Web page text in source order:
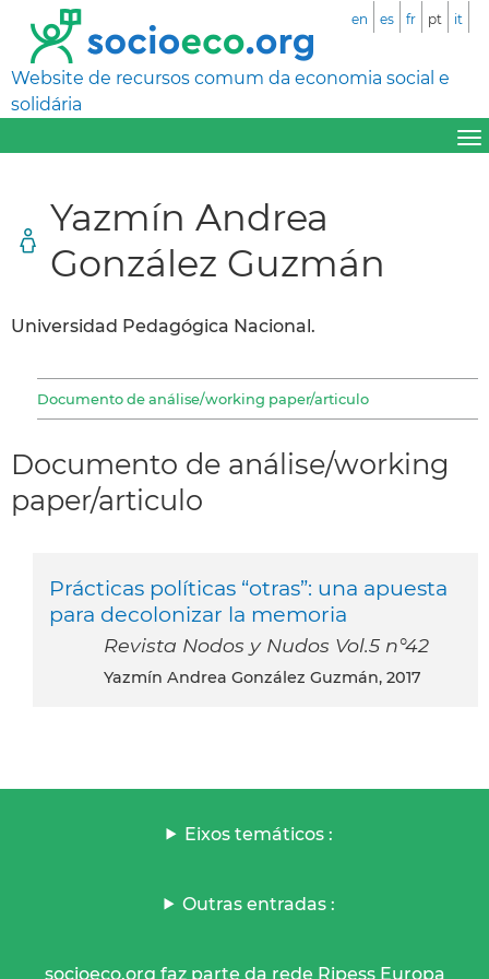
Website de recursos comum da economia social e
solidária
en es fr pt it
Yazmín Andrea
González Guzmán
Universidad Pedagógica Nacional.
Documento de análise/working paper/articulo
Documento de análise/working
paper/articulo
Prácticas políticas “otras”: una apuesta
para decolonizar la memoria
Revista Nodos y Nudos Vol.5 n°42
Yazmín Andrea González Guzmán, 2017
Eixos temáticos :
Outras entradas :
socioeco.org faz parte da rede Ripess Europa